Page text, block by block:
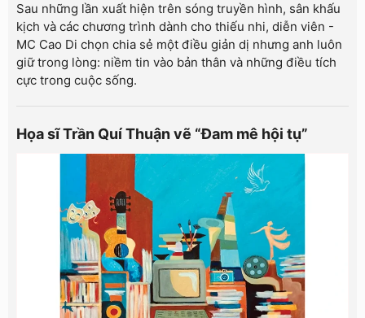
Sau những lần xuất hiện trên sóng truyền hình, sân khấu
kịch và các chương trình dành cho thiếu nhi, diễn viên -
MC Cao Di chọn chia sẻ một điều giản dị nhưng anh luôn
giữ trong lòng: niềm tin vào bản thân và những điều tích
cực trong cuộc sống.
Họa sĩ Trần Quí Thuận vẽ “Đam mê hội tụ”